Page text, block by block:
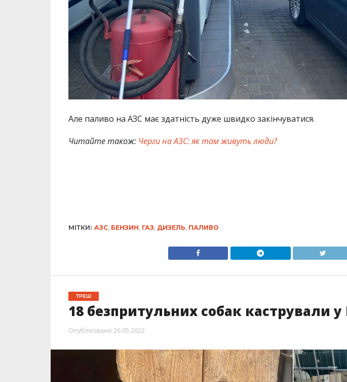
Але паливо на АЗС має здатність дуже швидко закінчуватися.
Читайте також: Черги на АЗС: як там живуть люди?
МІТКИ: АЗС, БЕНЗИН ГАЗ ДИЗЕЛЬ ПАЛИВО
ТРЕШ
18 безпритульних собак кастрували
Опубліковано 26.05.2022